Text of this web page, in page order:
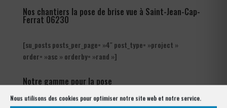
Nous utilisons des cookies pour optimiser notre site web et notre service.
Nos chantiers la pose de brise vue à Saint-Jean-Cap-
Ferrat 06230
[su_posts posts_per_page= »4″ post_type= »project »
order= »asc » orderby= »rand »]
Notre gamme pour la pose
à Saint-Jean-Cap-Ferrat 06230